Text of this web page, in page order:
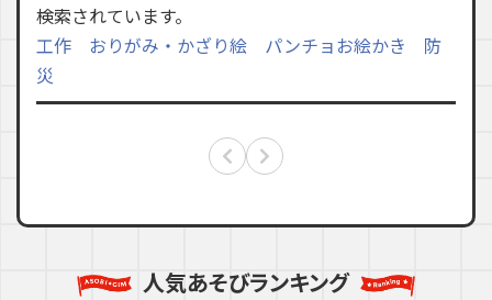
検索されています。
工作
おりがみ・かざり絵 パンチョお絵かき
防
災
人気あそびランキング